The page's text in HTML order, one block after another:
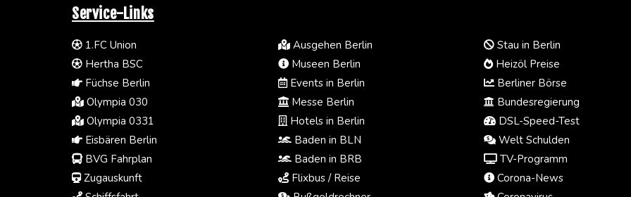
Service-Links
1.FC Union
Hertha BSC
Füchse Berlin
Olympia 030
Olympia 0331
Eisbären Berlin
BVG Fahrplan
Zugauskunft
Ausgehen Berlin
Museen Berlin
Events in Berlin
Messe Berlin
Hotels in Berlin
Baden in BLN
Baden in BRB
Flixbus / Reise
Stau in Berlin
Heizöl Preise
Berliner Börse
Bundesregierung
DSL-Speed-Test
Welt Schulden
TV-Programm
Corona-News